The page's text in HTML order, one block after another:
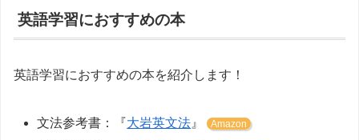
英語学習におすすめの本
英語学習におすすめの本を紹介します！
文法参考書：『 大岩英文法』 Amazon